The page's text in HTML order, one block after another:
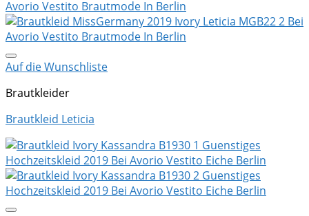
Auf die Wunschliste
Brautkleider
Brautkleid Leticia